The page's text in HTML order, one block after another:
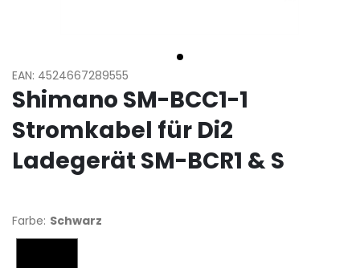
EAN: 4524667289555
Shimano SM-BCC1-1
Stromkabel für Di2
Ladegerät SM-BCR1 & S
Farbe: Schwarz